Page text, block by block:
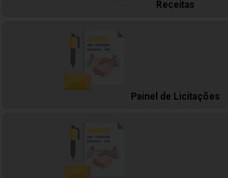
Receitas
Painel de Licitações